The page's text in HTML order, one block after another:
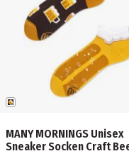
MANY MORNINGS Unisex
Sneaker Socken Craft